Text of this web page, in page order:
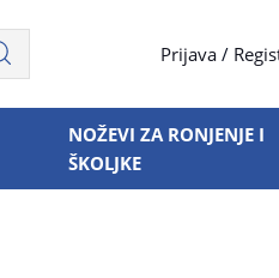
Prijava /
NOŽEVI ZA RONJENJE I
ŠKOLJKE